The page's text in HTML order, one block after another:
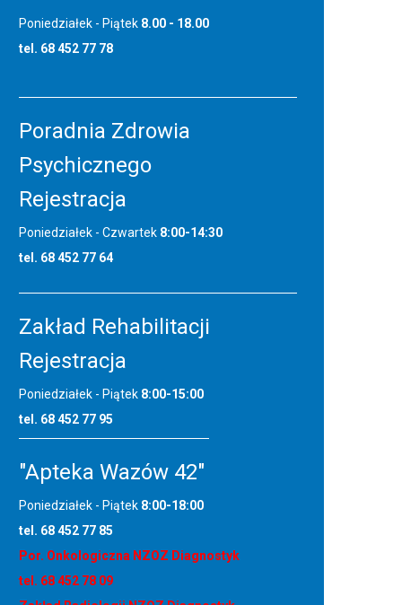
Poniedziałek - Piątek 8.00 - 18.00
tel. 68 452 77 78
Poradnia Zdrowia
Psychicznego
Rejestracja
Poniedziałek - Czwartek 8:00-14:30
tel. 68 452 77 64
Zakład Rehabilitacji
Rejestracja
Poniedziałek - Piątek 8:00-15:00
tel. 68 452 77 95
"Apteka Wazów 42"
Poniedziałek - Piątek 8:00-18:00
tel. 68 452 77 85
Por. Onkologiczna NZOZ Diagnostyk
tel. 68 452 78 09